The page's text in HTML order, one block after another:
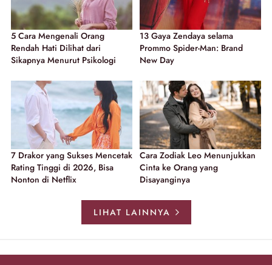
5 Cara Mengenali Orang
Rendah Hati Dilihat dari
Sikapnya Menurut Psikologi
13 Gaya Zendaya selama
Prommo Spider-Man: Brand
New Day
7 Drakor yang Sukses Mencetak
Rating Tinggi di 2026, Bisa
Nonton di Netflix
Cara Zodiak Leo Menunjukkan
Cinta ke Orang yang
Disayanginya
LIHAT LAINNYA